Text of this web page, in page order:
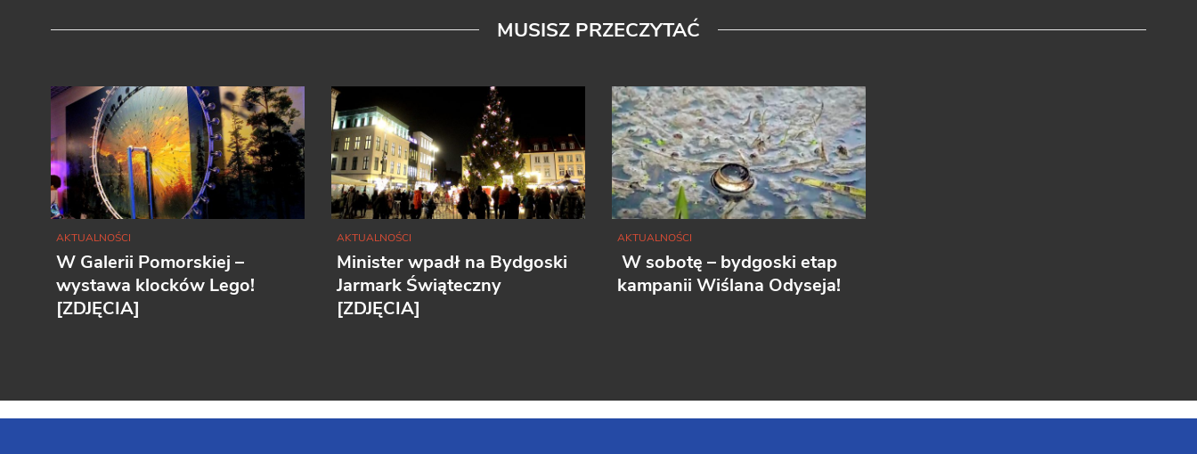
MUSISZ PRZECZYTAĆ
AKTUALNOŚCI
W Galerii Pomorskiej –
wystawa klocków Lego!
[ZDJĘCIA]
AKTUALNOŚCI
Minister wpadł na Bydgoski
Jarmark Świąteczny
[ZDJĘCIA]
AKTUALNOŚCI
W sobotę – bydgoski etap
kampanii Wiślana Odyseja!